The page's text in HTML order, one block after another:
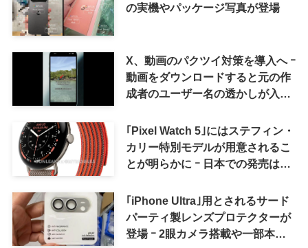
の実機やパッケージ写真が登場
X、動画のパクツイ対策を導入へ ｰ
動画をダウンロードすると元の作
成者のユーザー名の透かしが入る
｢Pixel Watch 5｣にはステフィン・
カリー特別モデルが用意されるこ
とが明らかに ｰ 日本での発売は期
｢iPhone Ultra｣用とされるサード
パーティ製レンズプロテクターが
登場 ｰ 2眼カメラ搭載や一部本体